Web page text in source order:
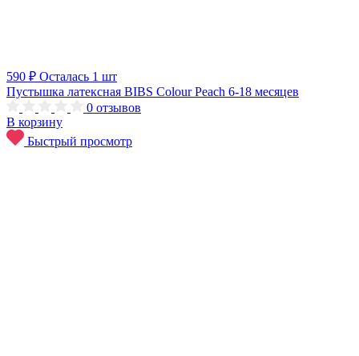
590 ₽ Осталась 1 шт
Пустышка латексная BIBS Colour Peach 6-18 месяцев
0 отзывов
В корзину
Быстрый просмотр